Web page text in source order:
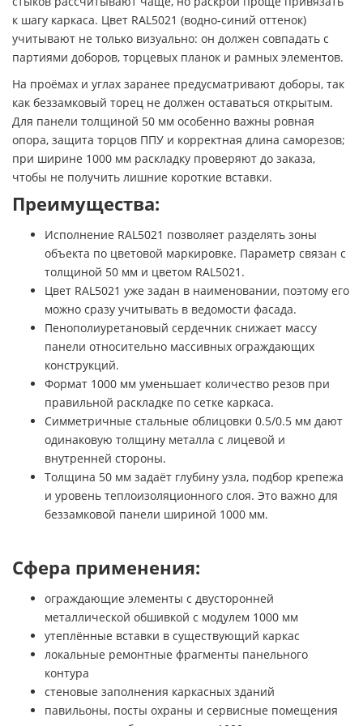
к шагу каркаса. Цвет RAL5021 (водно-синий оттенок)
учитывают не только визуально: он должен совпадать с
партиями доборов, торцевых планок и рамных элементов.
На проёмах и углах заранее предусматривают доборы, так
как беззамковый торец не должен оставаться открытым.
Для панели толщиной 50 мм особенно важны ровная
опора, защита торцов ППУ и корректная длина саморезов;
при ширине 1000 мм раскладку проверяют до заказа,
чтобы не получить лишние короткие вставки.
Преимущества:
Исполнение RAL5021 позволяет разделять зоны
объекта по цветовой маркировке. Параметр связан с
толщиной 50 мм и цветом RAL5021.
Цвет RAL5021 уже задан в наименовании, поэтому его
можно сразу учитывать в ведомости фасада.
Пенополиуретановый сердечник снижает массу
панели относительно массивных ограждающих
конструкций.
Формат 1000 мм уменьшает количество резов при
правильной раскладке по сетке каркаса.
Симметричные стальные облицовки 0.5/0.5 мм дают
одинаковую толщину металла с лицевой и
внутренней стороны.
Толщина 50 мм задаёт глубину узла, подбор крепежа
и уровень теплоизоляционного слоя. Это важно для
беззамковой панели шириной 1000 мм.
Сфера применения:
ограждающие элементы с двусторонней
металлической обшивкой с модулем 1000 мм
утеплённые вставки в существующий каркас
локальные ремонтные фрагменты панельного
контура
стеновые заполнения каркасных зданий
павильоны, посты охраны и сервисные помещения